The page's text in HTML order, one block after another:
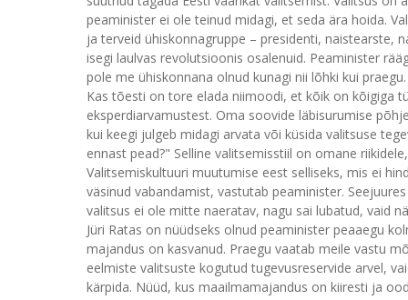
peaminister ei ole teinud midagi, et seda ära hoida.
ja terveid ühiskonnagruppe – presidenti, naistearste,
isegi laulvas revolutsioonis osalenuid. Peaminister
pole me ühiskonnana olnud kunagi nii lõhki kui praegu.
Kas tõesti on tore elada niimoodi, et kõik on kõigiga
eksperdiarvamustest. Oma soovide läbisurumise
kui keegi julgeb midagi arvata või küsida valitsuse
ennast pead?" Selline valitsemisstiil on omane
Valitsemiskultuuri muutumise eest selliseks, mis ei
väsinud vabandamist, vastutab peaminister.
valitsus ei ole mitte naeratav, nagu sai lubatud, vaid
Jüri Ratas on nüüdseks olnud peaminister peaaegu
majandus on kasvanud. Praegu vaatab meile vastu
eelmiste valitsuste kogutud tugevusreservide arvel,
kärpida. Nüüd, kus maailmamajandus on kiiresti ja